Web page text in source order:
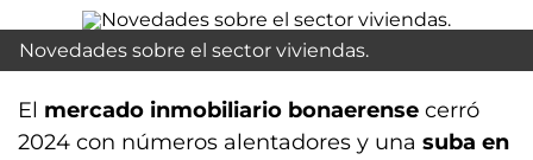
Novedades sobre el sector viviendas.
El mercado inmobiliario bonaerense cerró
2024 con números alentadores y una suba en